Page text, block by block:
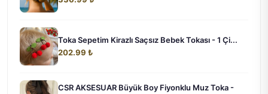
Toka Sepetim Kirazlı Saçsız Bebek Tokası - 1 Çi...
202.99 ₺
CSR AKSESUAR Büyük Boy Fiyonklu Muz Toka -